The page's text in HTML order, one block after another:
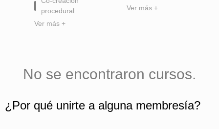
procedural
Ver más +
Ver más +
No se encontraron cursos.
¿Por qué unirte a alguna membresía?